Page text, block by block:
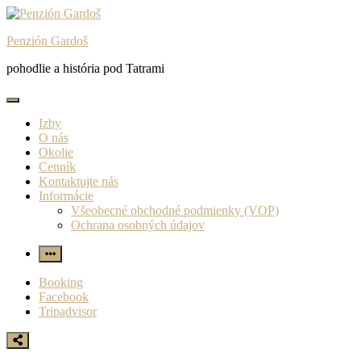
Skip
content
Penzión Gardoš
pohodlie a história pod Tatrami
Izby
O nás
Okolie
Cenník
Kontaktujte nás
Informácie
Všeobecné obchodné podmienky (VOP)
Ochrana osobných údajov
More
Booking
Facebook
Tripadvisor